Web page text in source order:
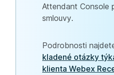
Attendant Console
smlouvy.
Podrobnosti
kladené otázky
klienta Webex